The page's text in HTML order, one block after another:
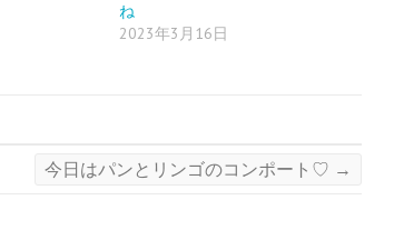
ね
2023年3月16日
今日はパンとリンゴのコンポート♡ →